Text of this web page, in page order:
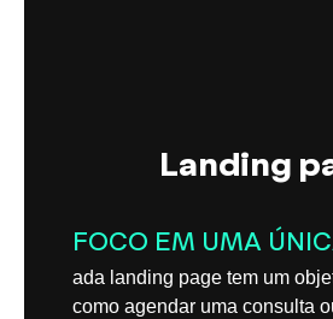
Landing
FOCO EM UMA
ada landing page tem um
como agendar uma consulta